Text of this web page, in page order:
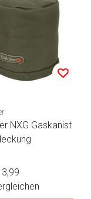
NXG Gaskanist